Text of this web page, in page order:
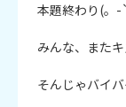
本題終わり(。
みんな、また
そんじゃバイバ